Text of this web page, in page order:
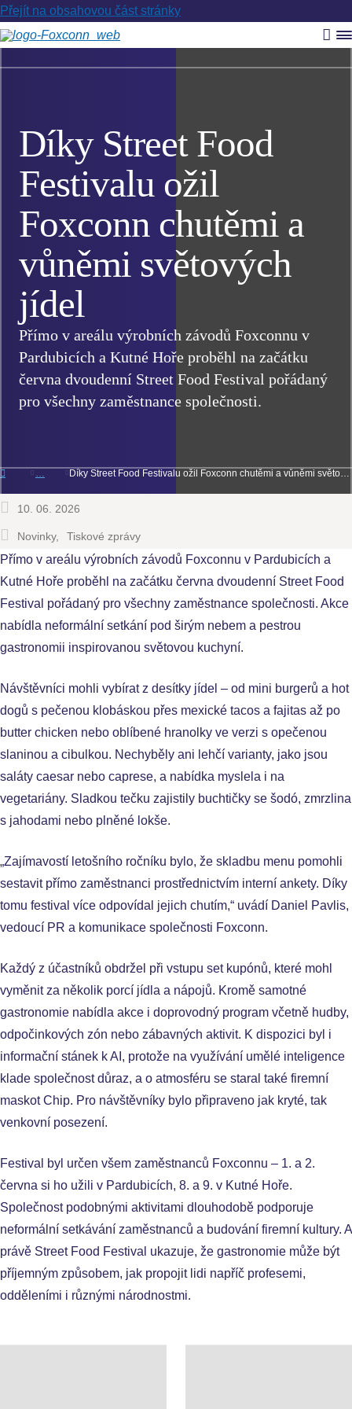
Přejít na obsahovou část stránky
Díky Street Food
Festivalu ožil
Foxconn chutěmi a
vůněmi světových
jídel
Přímo v areálu výrobních závodů Foxconnu v
Pardubicích a Kutné Hoře proběhl na začátku
června dvoudenní Street Food Festival pořádaný
pro všechny zaměstnance společnosti.
Díky Street Food Festivalu ožil Foxconn chutěmi a vůněmi světových jídel
10. 06. 2026
Novinky Tiskové zprávy
Přímo v areálu výrobních závodů Foxconnu v Pardubicích a
Kutné Hoře proběhl na začátku června dvoudenní Street Food
Festival pořádaný pro všechny zaměstnance společnosti. Akce
nabídla neformální setkání pod širým nebem a pestrou
gastronomii inspirovanou světovou kuchyní.
Návštěvníci mohli vybírat z desítky jídel – od mini burgerů a hot
dogů s pečenou klobáskou přes mexické tacos a fajitas až po
butter chicken nebo oblíbené hranolky ve verzi s opečenou
slaninou a cibulkou. Nechyběly ani lehčí varianty, jako jsou
saláty caesar nebo caprese, a nabídka myslela i na
vegetariány. Sladkou tečku zajistily buchtičky se šodó, zmrzlina
s jahodami nebo plněné lokše.
„Zajímavostí letošního ročníku bylo, že skladbu menu pomohli
sestavit přímo zaměstnanci prostřednictvím interní ankety. Díky
tomu festival více odpovídal jejich chutím,“ uvádí Daniel Pavlis,
vedoucí PR a komunikace společnosti Foxconn.
Každý z účastníků obdržel při vstupu set kupónů, které mohl
vyměnit za několik porcí jídla a nápojů. Kromě samotné
gastronomie nabídla akce i doprovodný program včetně hudby,
odpočinkových zón nebo zábavných aktivit. K dispozici byl i
informační stánek k AI, protože na využívání umělé inteligence
klade společnost důraz, a o atmosféru se staral také firemní
maskot Chip. Pro návštěvníky bylo připraveno jak kryté, tak
venkovní posezení.
Festival byl určen všem zaměstnanců Foxconnu – 1. a 2.
června si ho užili v Pardubicích, 8. a 9. v Kutné Hoře.
Společnost podobnými aktivitami dlouhodobě podporuje
neformální setkávání zaměstnanců a budování firemní kultury. A
právě Street Food Festival ukazuje, že gastronomie může být
příjemným způsobem, jak propojit lidi napříč profesemi,
odděleními i různými národnostmi.